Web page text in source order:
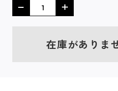
在庫がありま